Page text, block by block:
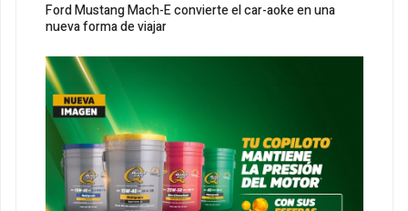
Ford Mustang Mach-E convierte el car-aoke en una
nueva forma de viajar